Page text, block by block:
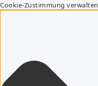
Cookie-Zustimmung verwalten